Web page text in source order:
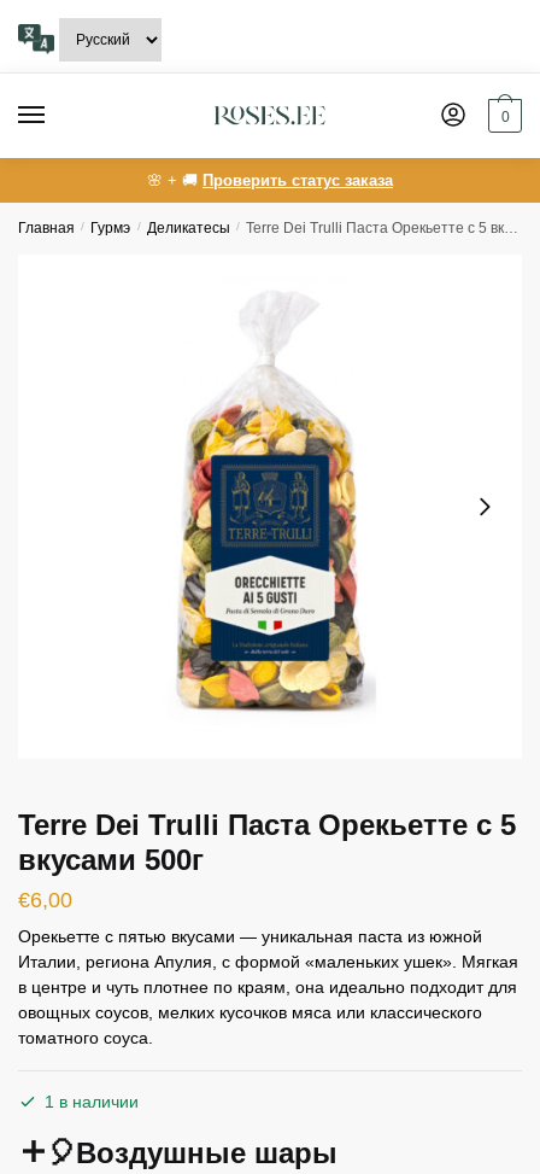
navigation
content
0
🌸 + 🚚 Проверить статус заказа
Главная / Гурмэ / Деликатесы / Terre Dei Trulli Паста Орекьетте с 5 вкусами 500г
Terre Dei Trulli Паста Орекьетте с 5
вкусами 500г
€6,00
Орекьетте с пятью вкусами — уникальная паста из южной
Италии, региона Апулия, с формой «маленьких ушек». Мягкая
в центре и чуть плотнее по краям, она идеально подходит для
овощных соусов, мелких кусочков мяса или классического
томатного соуса.
1 в наличии
🎈Воздушные шары